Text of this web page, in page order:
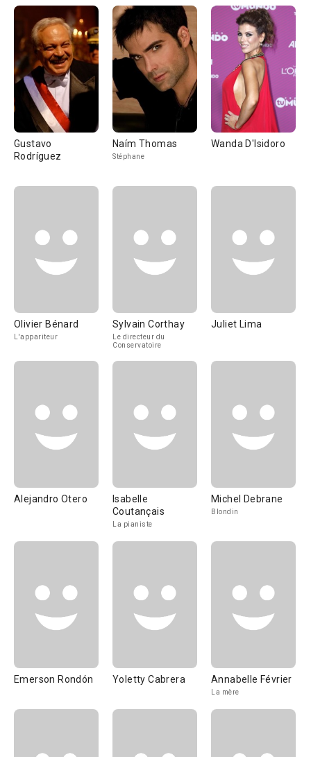
Gustavo
Rodríguez
Naím Thomas
Stéphane
Wanda D'Isidoro
Olivier Bénard
L'appariteur
Sylvain Corthay
Le directeur du
Conservatoire
Juliet Lima
Alejandro Otero
Isabelle
Coutançais
La pianiste
Michel Debrane
Blondin
Emerson Rondón Yoletty Cabrera Annabelle Février
La mère